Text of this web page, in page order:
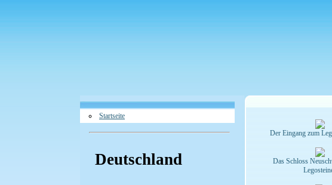
Startseite
Deutschland
Der Eingang zum
Das Schloss